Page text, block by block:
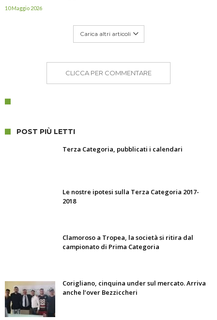
10 Maggio 2026
Carica altri articoli
CLICCA PER COMMENTARE
POST PIÙ LETTI
Terza Categoria, pubblicati i calendari
Le nostre ipotesi sulla Terza Categoria 2017-
2018
Clamoroso a Tropea, la società si ritira dal
campionato di Prima Categoria
Corigliano, cinquina under sul mercato. Arriva
anche l’over Bezziccheri